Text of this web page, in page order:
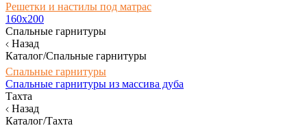
Решетки и настилы под матрас
160х200
Спальные гарнитуры
Назад
Каталог/Спальные гарнитуры
Спальные гарнитуры
Спальные гарнитуры из массива дуба
Тахта
Назад
Каталог/Тахта